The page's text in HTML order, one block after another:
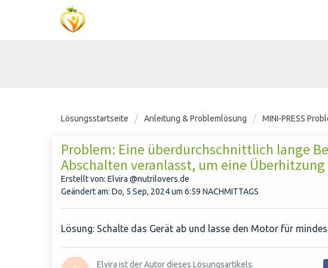
Lösungsstartseite Anleitung & Problemlösung MINI-PRESS
Problem: Eine überdurchschnittlich lange
Abschalten veranlasst, um eine
Erstellt von: Elvira @nutrilovers.de
Geändert am: Do, 5 Sep, 2024 um 6:59 NACHMITTAGS
Lösung: Schalte das Gerät ab und lasse den Motor für
Elvira ist der Autor dieses Lösungsartikels.